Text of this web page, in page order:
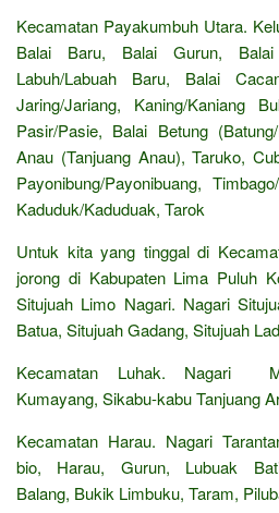
Kecamatan Payakumbuh Utara.
Balai Baru, Balai Gurun,
Labuh/Labuah Baru, Balai
Jaring/Jariang, Kaning/Kaniang
Pasir/Pasie, Balai Betung
Anau (Tanjuang Anau), Taruko,
Payonibung/Payonibuang,
Kaduduk/Kaduduak, Tarok
Untuk kita yang tinggal di
jorong di Kabupaten Lima Puluh
Situjuah Limo Nagari. Nagari
Batua, Situjuah Gadang, Situjuah
Kecamatan Luhak. Nagari
Kumayang, Sikabu-kabu Tanjuang
Kecamatan Harau. Nagari
bio, Harau, Gurun, Lubuak
Balang, Bukik Limbuku, Taram,